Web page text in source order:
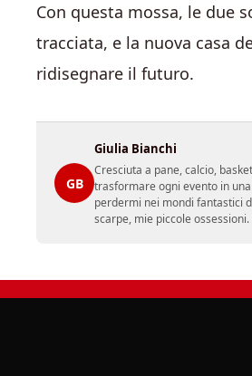
Con questa mossa, le due
tracciata, e la nuova casa
ridisegnare il futuro.
GB
Giulia Bianchi
Cresciuta a pane, calcio,
trasformare ogni evento in
perdermi nei mondi fantastici
scarpe, mie piccole